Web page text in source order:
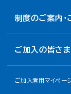
制度のご案内・
ご加入の皆さま
ご加入者用マイペー